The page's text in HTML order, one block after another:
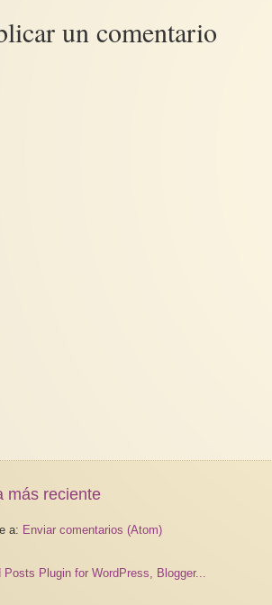
un comentario
más reciente
a: Enviar comentarios (Atom)